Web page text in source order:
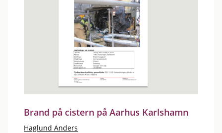
Brand på cistern på Aarhus Karlshamn
Haglund Anders